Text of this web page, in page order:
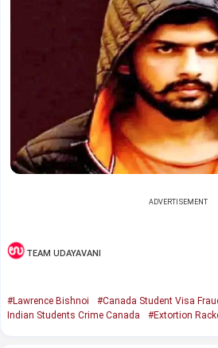
ADVERTISEMENT
TEAM UDAYAVANI
#Lawrence Bishnoi #Canada Student Visa
Indian Students Crime Canada
#Extortion